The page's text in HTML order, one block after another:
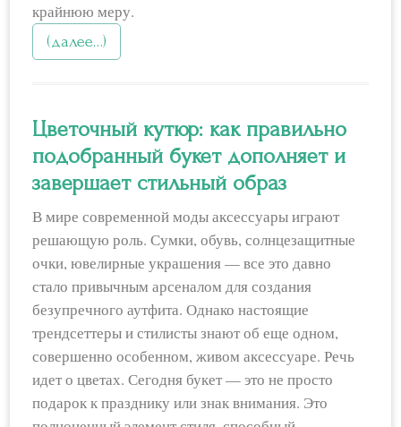
крайнюю меру.
(далее…)
Цветочный кутюр: как правильно
подобранный букет дополняет и
завершает стильный образ
В мире современной моды аксессуары играют
решающую роль. Сумки, обувь, солнцезащитные
очки, ювелирные украшения — все это давно
стало привычным арсеналом для создания
безупречного аутфита. Однако настоящие
трендсеттеры и стилисты знают об еще одном,
совершенно особенном, живом аксессуаре. Речь
идет о цветах. Сегодня букет — это не просто
подарок к празднику или знак внимания. Это